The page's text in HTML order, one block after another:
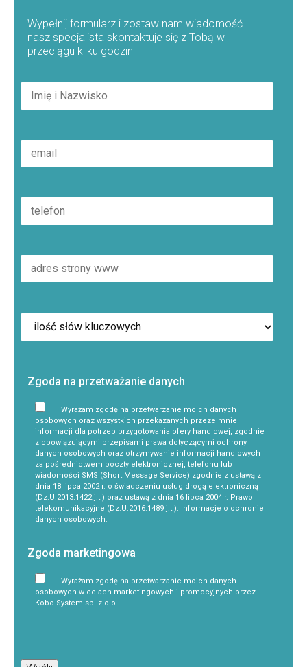
Wypełnij formularz i zostaw nam wiadomość –
nasz specjalista skontaktuje się z Tobą w
przeciągu kilku godzin
Zgoda na przetważanie danych
Wyrażam zgodę na przetwarzanie moich danych
osobowych oraz wszystkich przekazanych przeze mnie
informacji dla potrzeb przygotowania ofery handlowej, zgodnie
z obowiązującymi przepisami prawa dotyczącymi ochrony
danych osobowych oraz otrzymywanie informacji handlowych
za pośrednictwem poczty elektronicznej, telefonu lub
wiadomości SMS (Short Message Service) zgodnie z ustawą z
dnia 18 lipca 2002 r. o świadczeniu usług drogą elektroniczną
(Dz.U.2013.1422 j.t.) oraz ustawą z dnia 16 lipca 2004 r. Prawo
telekomunikacyjne (Dz.U.2016.1489 j.t.). Informacje o ochronie
danych osobowych.
Zgoda marketingowa
Wyrażam zgodę na przetwarzanie moich danych
osobowych w celach marketingowych i promocyjnych przez
Kobo System sp. z o.o.